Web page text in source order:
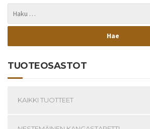
TUOTEOSASTOT
KAIKKI TUOTTEET